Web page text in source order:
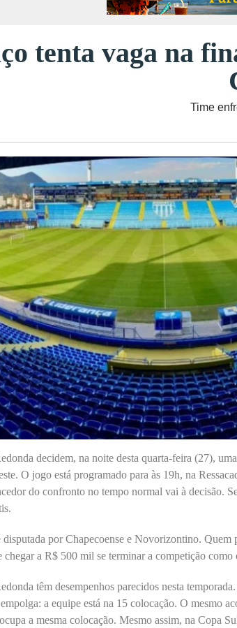
tenta vaga na
Time
decidem, na noite desta quarta-feira (27),
O jogo está programado para às 19h, na
do confronto no tempo normal vai à decisão.
disputada por Chapecoense e Novorizontino. Quem
chegar a R$ 500 mil se terminar a competição como
têm desempenhos parecidos nesta
a equipe está na 15 colocação. O mesmo
a mesma colocação. Mesmo assim, na Copa